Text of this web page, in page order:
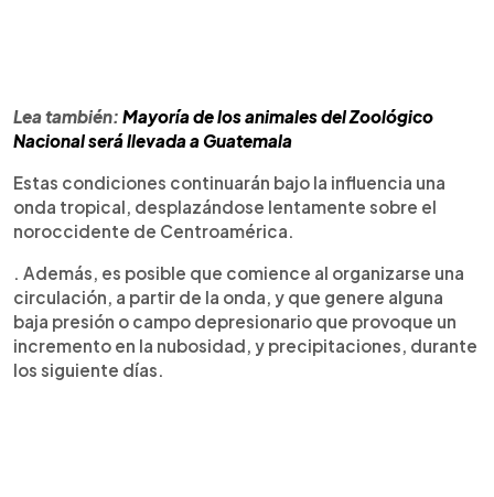
Lea también: Mayoría de los animales del Zoológico
Nacional será llevada a Guatemala
Estas condiciones continuarán bajo la influencia una
onda tropical, desplazándose lentamente sobre el
noroccidente de Centroamérica.
. Además, es posible que comience al organizarse una
circulación, a partir de la onda, y que genere alguna
baja presión o campo depresionario que provoque un
incremento en la nubosidad, y precipitaciones, durante
los siguiente días.